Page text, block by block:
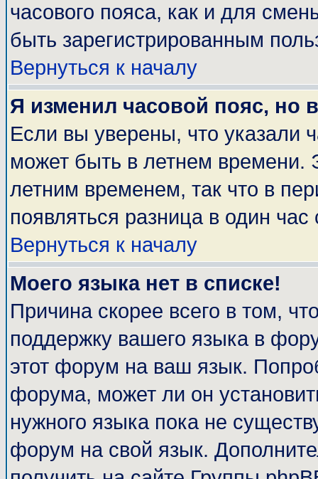
часового пояса, как и для
быть зарегистрированным
Вернуться к началу
Я изменил часовой пояс, но
Если вы уверены, что указали
может быть в летнем времени.
летним временем, так что в
появляться разница в один
Вернуться к началу
Моего языка нет в списке!
Причина скорее всего в том,
поддержку вашего языка в
этот форум на ваш язык.
форума, может ли он
нужного языка пока не
форум на свой язык.